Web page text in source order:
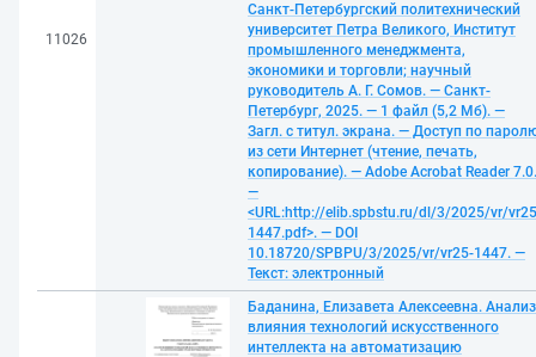
11026
Санкт-Петербургский политехнический
университет Петра Великого, Институт
промышленного менеджмента,
экономики и торговли; научный
руководитель А. Г. Сомов. — Санкт-
Петербург, 2025. — 1 файл (5,2 Мб). —
Загл. с титул. экрана. — Доступ по
из сети Интернет (чтение, печать,
копирование). — Adobe Acrobat Reader 7.0.
—
<URL:http://elib.spbstu.ru/dl/3/2025/vr/
1447.pdf>. — DOI
10.18720/SPBPU/3/2025/vr/vr25-1447. —
Текст: электронный
Баданина, Елизавета Алексеевна. Анализ
влияния технологий искусственного
интеллекта на автоматизацию